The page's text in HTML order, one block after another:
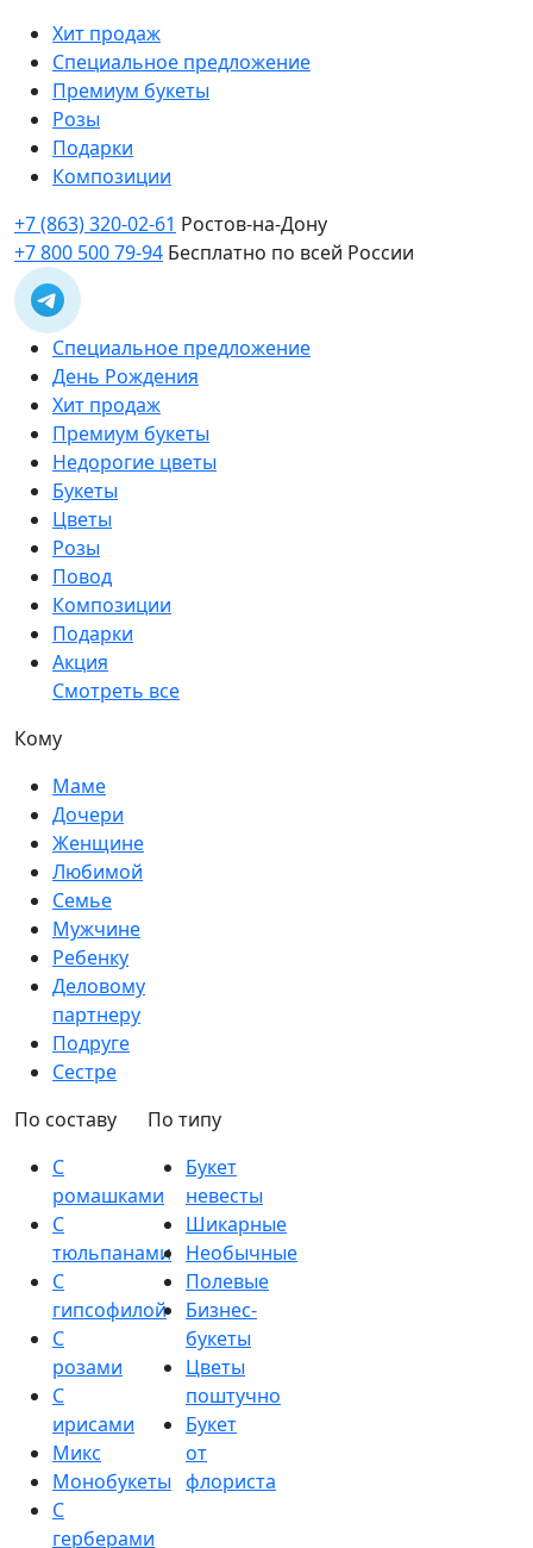
Хит продаж
Специальное предложение
Премиум букеты
Розы
Подарки
Композиции
+7 (863) 320-02-61 Ростов-на-Дону
+7 800 500 79-94 Бесплатно по всей России
Специальное предложение
День Рождения
Хит продаж
Премиум букеты
Недорогие цветы
Букеты
Цветы
Розы
Повод
Композиции
Подарки
Акция
Смотреть все
Кому
Маме
Дочери
Женщине
Любимой
Семье
Мужчине
Ребенку
Деловому
партнеру
Подруге
Сестре
По составу
С
ромашками
С
тюльпанами
С
гипсофилой
С
розами
С
ирисами
Микс
Монобукеты
С
герберами
По типу
Букет
невесты
Шикарные
Необычные
Полевые
Бизнес-
букеты
Цветы
поштучно
Букет
от
флориста